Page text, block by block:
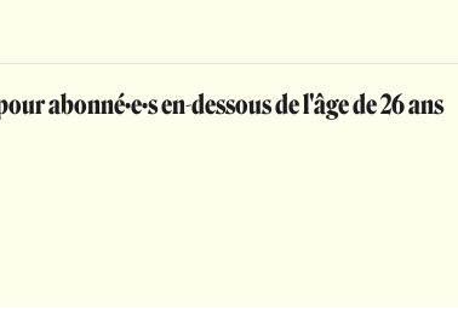
abonné·e·s en-dessous de l'âge de 26 ans